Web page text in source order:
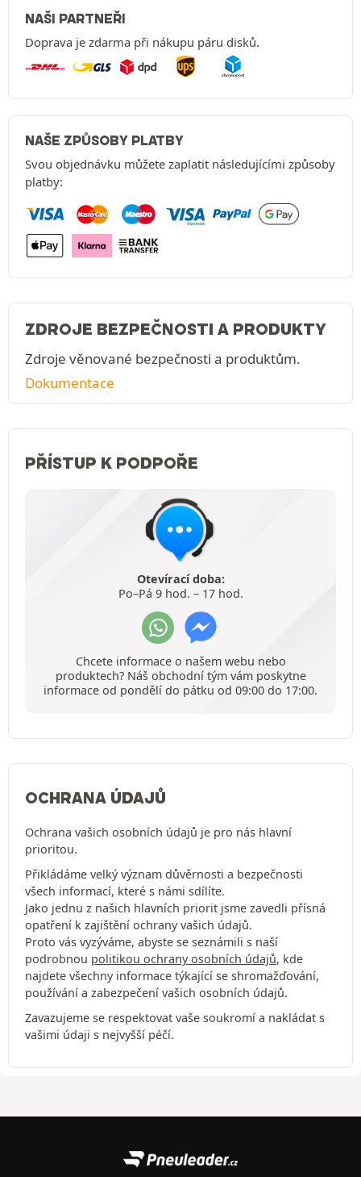
NAŠI PARTNEŘI
Doprava je zdarma při nákupu páru disků.
NAŠE ZPŮSOBY PLATBY
Svou objednávku můžete zaplatit následujícími způsoby
platby:
ZDROJE BEZPEČNOSTI A PRODUKTY
Zdroje věnované bezpečnosti a produktům.
Dokumentace
PŘÍSTUP K PODPOŘE
Otevírací doba:
Po–Pá 9 hod. – 17 hod.
Chcete informace o našem webu nebo
produktech? Náš obchodní tým vám poskytne
informace od pondělí do pátku od 09:00 do 17:00.
OCHRANA ÚDAJŮ
Ochrana vašich osobních údajů je pro nás hlavní
prioritou.
Přikládáme velký význam důvěrnosti a bezpečnosti
všech informací, které s námi sdílíte.
Jako jednu z našich hlavních priorit jsme zavedli přísná
opatření k zajištění ochrany vašich údajů.
Proto vás vyzýváme, abyste se seznámili s naší
podrobnou politikou ochrany osobních údajů, kde
najdete všechny informace týkající se shromažďování,
používání a zabezpečení vašich osobních údajů.
Zavazujeme se respektovat vaše soukromí a nakládat s
vašimi údaji s nejvyšší péčí.